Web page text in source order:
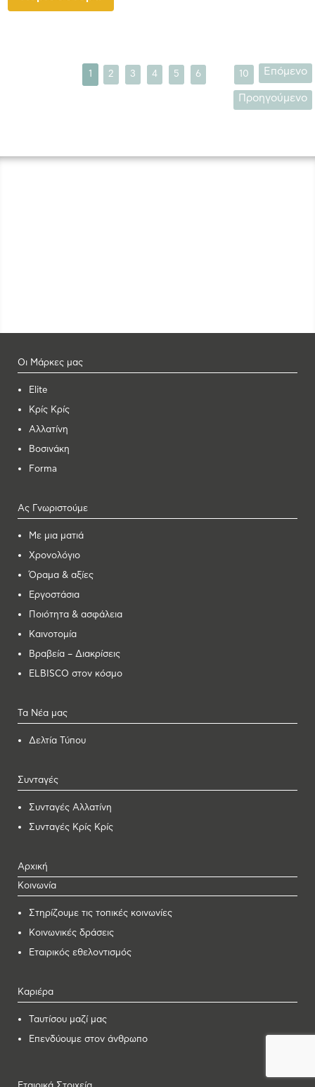
Επόμενο
1 2 3 4 5 6 10
Προηγούμενο
Οι Μάρκες μας
Elite
Κρίς Κρίς
Αλλατίνη
Βοσινάκη
Forma
Ας Γνωριστούμε
Με μια ματιά
Χρονολόγιο
Όραμα & αξίες
Εργοστάσια
Ποιότητα & ασφάλεια
Καινοτομία
Βραβεία – Διακρίσεις
ELBISCO στον κόσμο
Τα Νέα μας
Δελτία Τύπου
Συνταγές
Συνταγές Αλλατίνη
Συνταγές Κρίς Κρίς
Αρχική
Κοινωνία
Στηρίζουμε τις τοπικές κοινωνίες
Κοινωνικές δράσεις
Εταιρικός εθελοντισμός
Καριέρα
Ταυτίσου μαζί μας
Επενδύουμε στον άνθρωπο